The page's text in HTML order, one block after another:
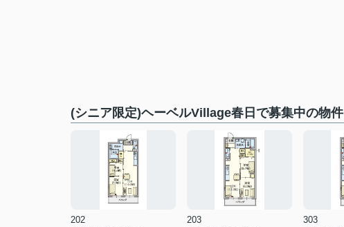
(シニア限定)ヘーベルVillage春日で募集中の物件
202
203
303